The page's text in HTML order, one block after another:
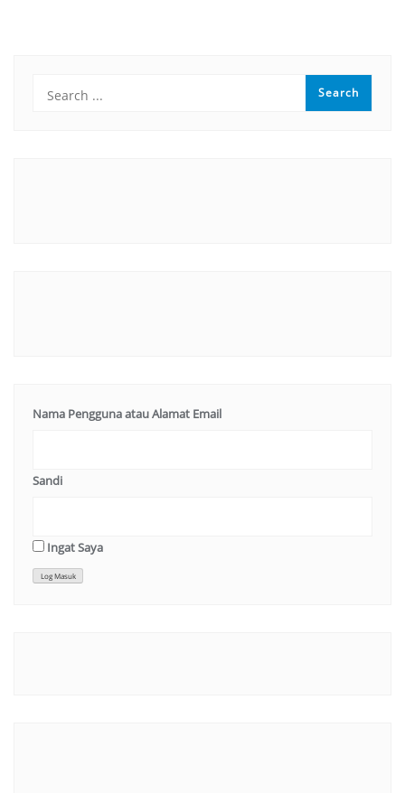
Nama Pengguna atau Alamat Email
Sandi
Ingat Saya